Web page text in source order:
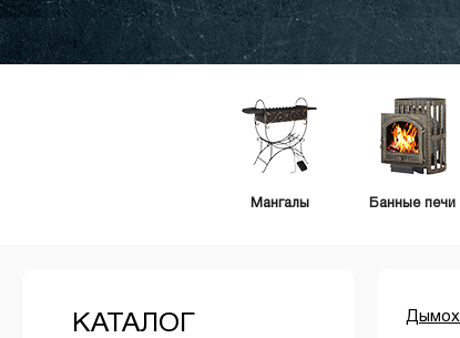
Мангалы Банные печи
КАТАЛОГ